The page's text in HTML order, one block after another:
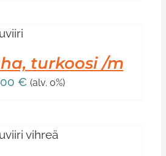
turkoosi /m
€ (alv. 0%)